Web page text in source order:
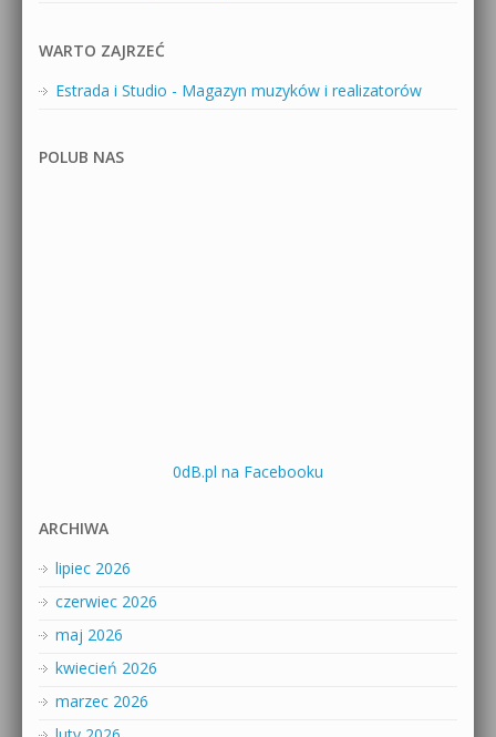
WARTO ZAJRZEĆ
Estrada i Studio - Magazyn muzyków i realizatorów
POLUB NAS
0dB.pl na Facebooku
ARCHIWA
lipiec 2026
czerwiec 2026
maj 2026
kwiecień 2026
marzec 2026